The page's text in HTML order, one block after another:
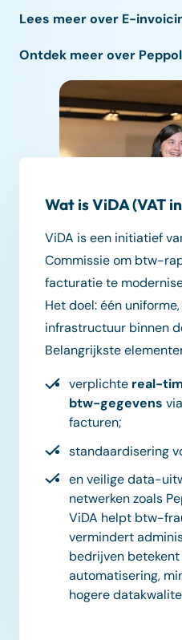
Lees meer over E-
Ontdek meer over Peppol
Wat is ViDA (VAT
ViDA is een initiatief
Commissie om btw-
facturatie te
Het doel: één
infrastructuur binnen
Belangrijkste
verplichte real-
btw-gegevens
facturen;
standaardisering
en veilige data-
netwerken zoals
ViDA helpt btw-
vermindert
bedrijven
automatisering,
hogere